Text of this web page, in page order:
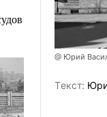
@ Юрий
Tекст: